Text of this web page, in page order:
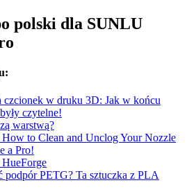
polski dla SUNLU
czcionek w druku 3D: Jak w końcu
czytelne!
warstwą?
to Clean and Unclog Your Nozzle
a Pro!
podpór PETG? Ta sztuczka z PLA